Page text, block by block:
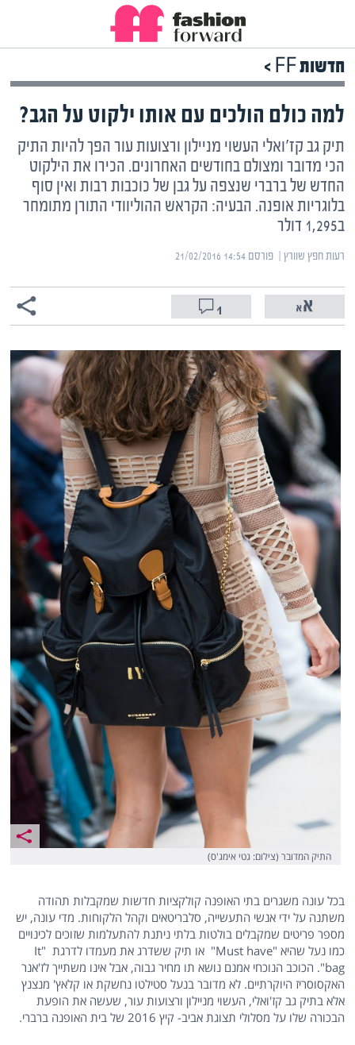
חדשות FF >
למה כולם הולכים עם אותו ילקוט על הגב?
תיק גב קז'ואלי העשוי מניילון ורצועות עור הפך להיות התיק
הכי מדובר ומצולם בחודשים האחרונים. הכירו את הילקוט
החדש של ברברי שנצפה על גבן של כוכבות רבות ואין סוף
בלוגריות אופנה. הבעיה: הקראש ההוליוודי התורן מתומחר
ב1,295 דולר
רעות חפץ שוורץ | ‏פורסם ‎21/02/2016 14:54
1
התיק המדובר (צילום: גטי אימג'ס)
בכל עונה משגרים בתי האופנה קולקציות חדשות שמקבלות תהודה
משתנה על ידי אנשי התעשייה, סלבריטאים וקהל הלקוחות. מדי עונה, יש
מספר פריטים שמקבלים בולטות בלתי ניתנת להתעלמות שזוכים לכינויים
כמו נעל שהיא "Must have" או תיק ששדרג את מעמדו לדרגת "It
bag". הכוכב הנוכחי אמנם נושא תו מחיר גבוה, אבל אינו משתייך לז'אנר
האקסוסריז היוקרתיים. לא מדובר בנעל סטילטו נחשקת או קלאץ' מנצנץ
אלא בתיק גב קז'ואלי, העשוי מניילון ורצועות עור, שעשה את הופעת
הבכורה שלו על מסלולי תצוגת אביב- קיץ 2016 של בית האופנה ברברי.